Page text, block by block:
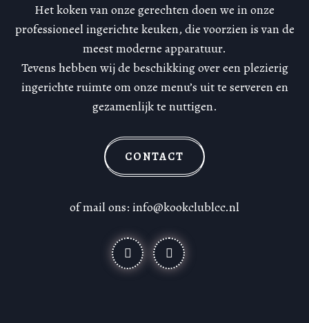
Het koken van onze gerechten doen we in onze
professioneel ingerichte keuken, die voorzien is van de
meest moderne apparatuur.
Tevens hebben wij de beschikking over een plezierig
ingerichte ruimte om onze menu’s uit te serveren en
gezamenlijk te nuttigen.
CONTACT
of mail ons: info@kookclublcc.nl